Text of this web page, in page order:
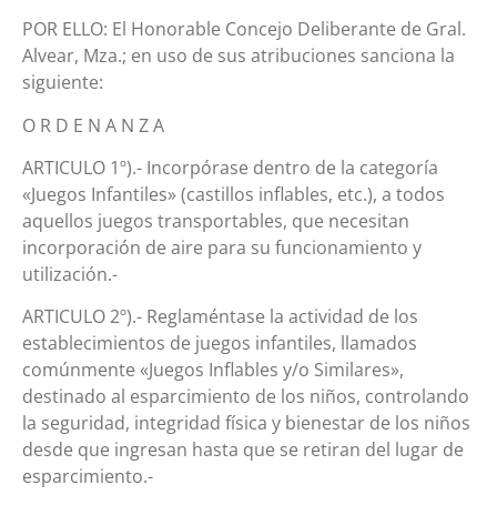
POR ELLO: El Honorable Concejo Deliberante de Gral.
Alvear, Mza.; en uso de sus atribuciones sanciona la
siguiente:
O R D E N A N Z A
ARTICULO 1º).- Incorpórase dentro de la categoría
«Juegos Infantiles» (castillos inflables, etc.), a todos
aquellos juegos transportables, que necesitan
incorporación de aire para su funcionamiento y
utilización.-
ARTICULO 2º).- Reglaméntase la actividad de los
establecimientos de juegos infantiles, llamados
comúnmente «Juegos Inflables y/o Similares»,
destinado al esparcimiento de los niños, controlando
la seguridad, integridad física y bienestar de los niños
desde que ingresan hasta que se retiran del lugar de
esparcimiento.-